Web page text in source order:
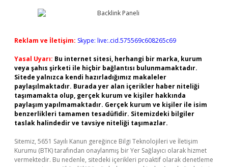
Reklam ve İletişim: Skype: live:.cid.575569c608265c69
Yasal Uyarı: Bu internet sitesi, herhangi bir marka, kurum
veya şahıs şirketi ile hiçbir bağlantısı bulunmamaktadır.
Sitede yalnızca kendi hazırladığımız makaleler
paylaşılmaktadır. Burada yer alan içerikler haber niteliği
taşımamakta olup, gerçek kurum ve kişiler hakkında
paylaşım yapılmamaktadır. Gerçek kurum ve kişiler ile isim
benzerlikleri tamamen tesadüfidir. Sitemizdeki bilgiler
taslak halindedir ve tavsiye niteliği taşımazlar.
Sitemiz, 5651 Sayılı Kanun gereğince Bilgi Teknolojileri ve İletişim
Kurumu (BTK) tarafından onaylanmış bir Yer Sağlayıcı olarak hizmet
vermektedir. Bu nedenle, sitedeki içerikleri proaktif olarak denetleme